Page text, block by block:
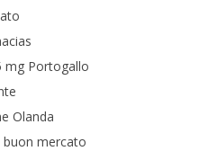
mg Portogallo
Olanda
mercato